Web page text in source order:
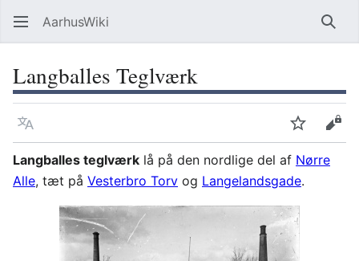
AarhusWiki Søg
Langballes Teglværk
Sprog OvervågVis
Langballes teglværk lå på den nordlige del af Nørre
Alle, tæt på Vesterbro Torv og Langelandsgade.